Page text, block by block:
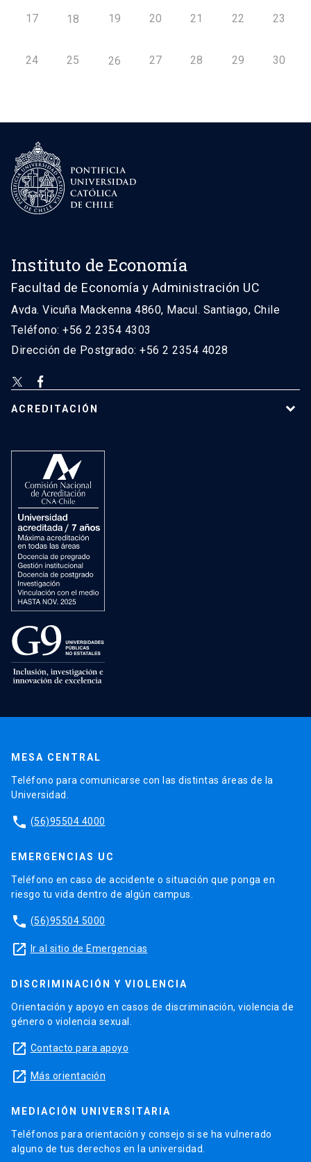
17 18 19 20 21 22 23
24 25 26 27 28 29 30
Instituto de Economía
Facultad de Economía y Administración UC
Avda. Vicuña Mackenna 4860, Macul. Santiago, Chile
Teléfono: +56 2 2354 4303
Dirección de Postgrado: +56 2 2354 4028
ACREDITACIÓN
MESA CENTRAL
Teléfono para comunicarse con las distintas áreas de la
Universidad.
phone (56)95504 4000
EMERGENCIAS UC
Teléfono en caso de accidente o situación que ponga en
riesgo tu vida dentro de algún campus.
phone (56)95504 5000
launch Ir al sitio de Emergencias
DISCRIMINACIÓN Y VIOLENCIA
Orientación y apoyo en casos de discriminación, violencia de
género o violencia sexual.
launch Contacto para apoyo
launch Más orientación
MEDIACIÓN UNIVERSITARIA
Teléfonos para orientación y consejo si se ha vulnerado
alguno de tus derechos en la universidad.